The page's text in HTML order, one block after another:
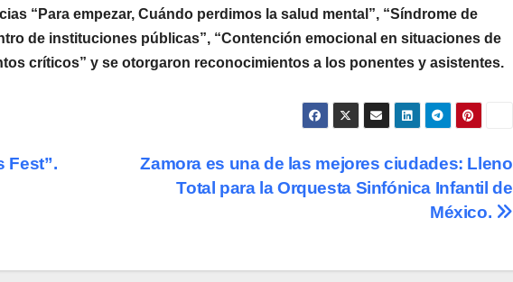
“Para empezar, Cuándo perdimos la salud mental”, “Síndrome de
de instituciones públicas”, “Contención emocional en situaciones de
críticos” y se otorgaron reconocimientos a los ponentes y asistentes.
Zamora es una de las mejores ciudades: Lleno
Total para la Orquesta Sinfónica Infantil de
México.
Fest”.